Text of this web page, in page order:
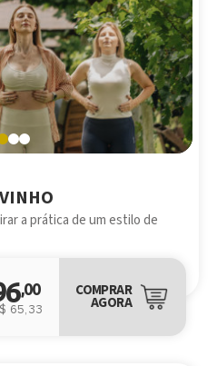
a prática de um estilo de
,00
65,33
COMPRAR
AGORA